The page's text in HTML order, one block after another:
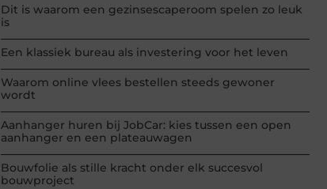
Dit is waarom een gezinsescaperoom spelen zo leuk
is
Een klassiek bureau als investering voor het leven
Waarom online vlees bestellen steeds gewoner
wordt
Aanhanger huren bij JobCar: kies tussen een open
aanhanger en een plateauwagen
Bouwfolie als stille kracht onder elk succesvol
bouwproject